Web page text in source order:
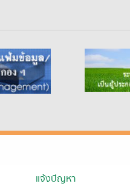
แจ้งปัญหา